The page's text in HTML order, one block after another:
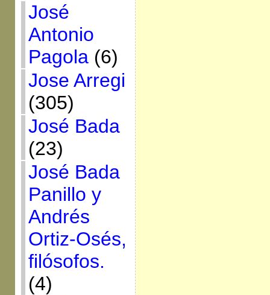
José
Antonio
Pagola(6)
Jose Arregi
(305)
José Bada
(23)
José Bada
Panillo y
Andrés
Ortiz-Osés,
filósofos.
(4)